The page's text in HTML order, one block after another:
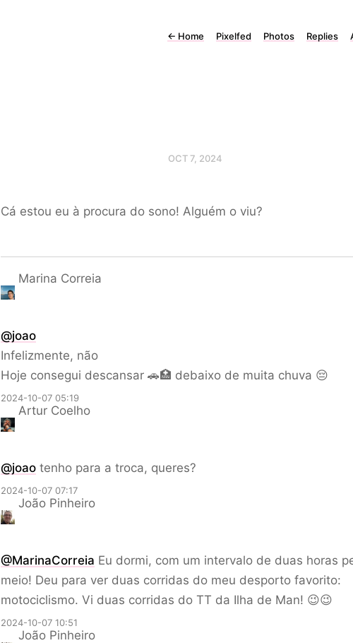
← Home Pixelfed Photos Replies
OCT 7, 2024
Cá estou eu à procura do sono! Alguém o viu?
Marina Correia
@joao
Infelizmente, não
Hoje consegui descansar 🚗🏥 debaixo de muita chuva 😔
2024-10-07 05:19
Artur Coelho
@joao tenho para a troca, queres?
2024-10-07 07:17
João Pinheiro
@MarinaCorreia Eu dormi, com um intervalo de duas horas
meio! Deu para ver duas corridas do meu desporto favorito:
motociclismo. Vi duas corridas do TT da Ilha de Man! 😉😉
2024-10-07 10:51
João Pinheiro